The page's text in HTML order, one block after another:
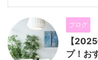
ブログ
【
プ！お